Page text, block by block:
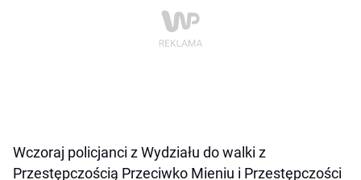
Wczoraj policjanci z Wydziału do walki z
Przestępczością Przeciwko Mieniu i Przestępczości